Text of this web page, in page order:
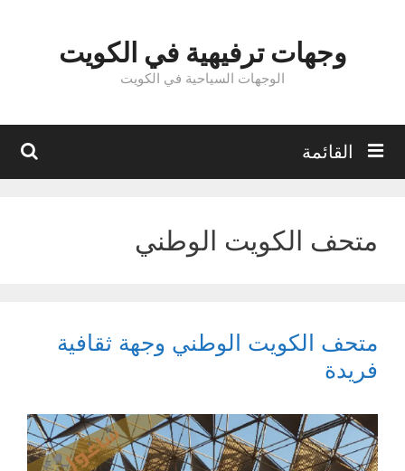
وجهات ترفيهية في الكويت
الوجهات السياحية في الكويت
بحث القائمة
متحف الكويت الوطني
متحف الكويت الوطني وجهة ثقافية
فريدة